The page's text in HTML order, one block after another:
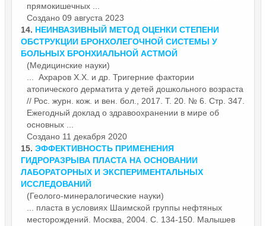
прямокишечных ...
Создано 09 августа 2023
14. НЕИНВАЗИВНЫЙ МЕТОД ОЦЕНКИ СТЕПЕНИ
ОБСТРУКЦИИ БРОНХОЛЕГОЧНОЙ СИСТЕМЫ У
БОЛЬНЫХ БРОНХИАЛЬНОЙ ACTMОЙ
(Медицинские науки)
... Ахраров Х.Х. и др. Тригерние фактории
атопического дерматита у детей дошкольного возраста
// Рос. журн. кож. и вен. бол., 2017. Т. 20. № 6. Стр. 347.
Ежегодный доклад о здравоохранении в мире об
основных ...
Создано 11 декабря 2020
15. ЭФФЕКТИВНОСТЬ ПРИМЕНЕНИЯ
ГИДРОРАЗРЫВА ПЛАСТА НА ОСНОВАНИИ
ЛАБОРАТОРНЫХ И ЭКСПЕРИМЕНТАЛЬНЫХ
ИССЛЕДОВАНИЙ
(Геолого-минералогические науки)
... пласта в условиях Шаимской группы нефтяных
месторождений. Москва, 2004. С. 134-150. Малышев